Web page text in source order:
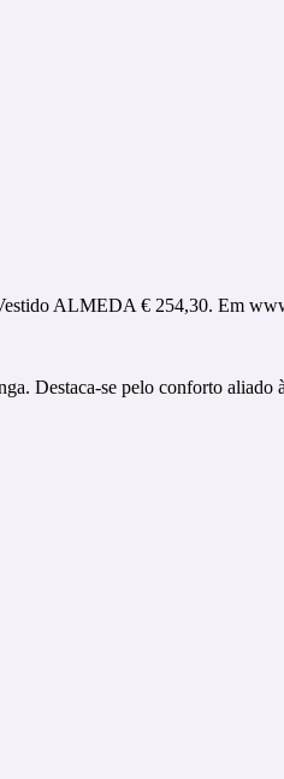
ALMEDA € 254,30. Em
Destaca-se pelo conforto aliado